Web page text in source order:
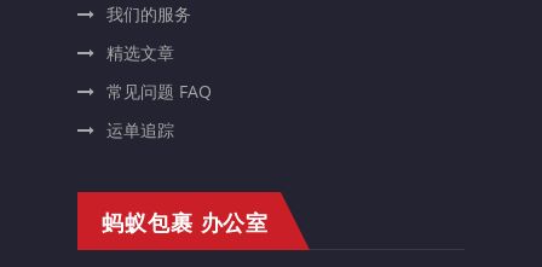
我们的服务
精选文章
常见问题 FAQ
运单追踪
蚂蚁包裹 办公室